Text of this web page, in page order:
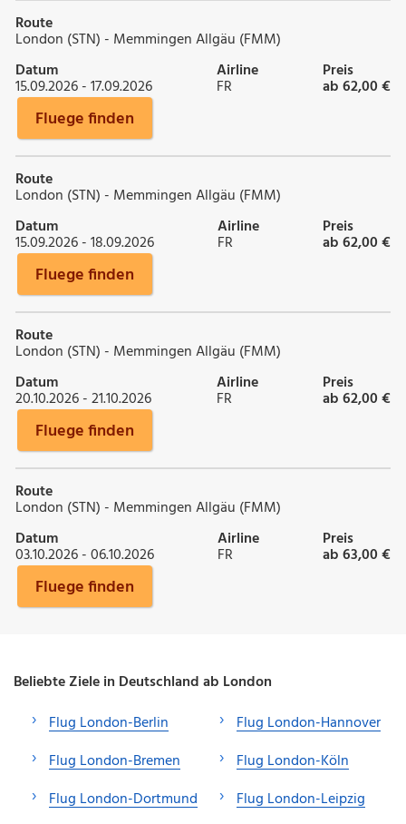
Route
London (STN) - Memmingen Allgäu (FMM)
Datum
15.09.2026 - 17.09.2026
Airline
FR
Preis
ab 62,00 €
Fluege finden
Route
London (STN) - Memmingen Allgäu (FMM)
Datum
15.09.2026 - 18.09.2026
Airline
FR
Preis
ab 62,00 €
Fluege finden
Route
London (STN) - Memmingen Allgäu (FMM)
Datum
20.10.2026 - 21.10.2026
Airline
FR
Preis
ab 62,00 €
Fluege finden
Route
London (STN) - Memmingen Allgäu (FMM)
Datum
03.10.2026 - 06.10.2026
Airline
FR
Preis
ab 63,00 €
Fluege finden
Beliebte Ziele in Deutschland ab London
Flug London-Berlin
Flug London-Bremen
Flug London-Dortmund
Flug London-Hannover
Flug London-Köln
Flug London-Leipzig